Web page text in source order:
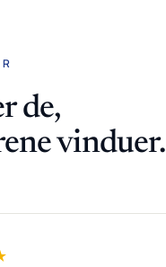
de,
vinduer.